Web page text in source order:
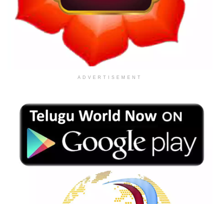
ADVERTISEMENT